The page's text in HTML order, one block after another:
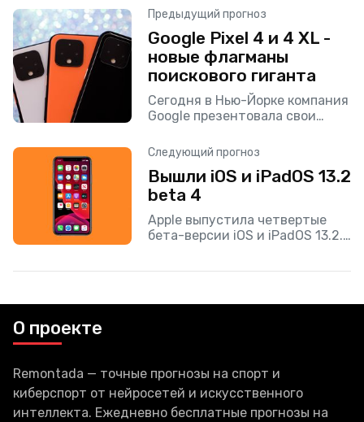
Предыдущий прогноз
Google Pixel 4 и 4 XL -
новые флагманы
поискового гиганта
Сегодня в Нью-Йорке компания
Google презентовала свои
Мы уже давно писали обо всех
сливах, касающихся этих
устройств, и
Следующий прогноз
Вышли iOS и iPadOS 13.2
beta 4
Apple выпустила четвертые
бета-версии iOS и iPadOS 13.2.
О проекте
Remontada — точные прогнозы на спорт и
киберспорт от нейросетей и искусственного
интеллекта. Ежедневно бесплатные прогнозы на